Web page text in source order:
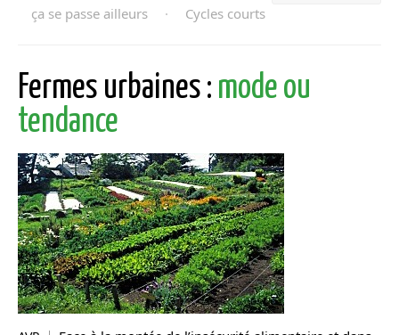
ça se passe ailleurs
· Cycles courts
Fermes urbaines : mode ou
tendance